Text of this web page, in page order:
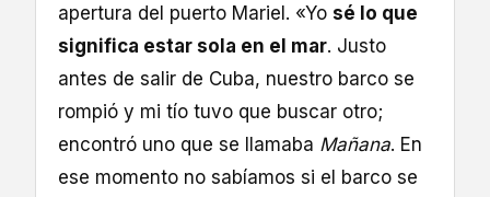
apertura del puerto Mariel. «Yo sé lo que
significa estar sola en el mar. Justo
antes de salir de Cuba, nuestro barco se
rompió y mi tío tuvo que buscar otro;
encontró uno que se llamaba Mañana. En
ese momento no sabíamos si el barco se